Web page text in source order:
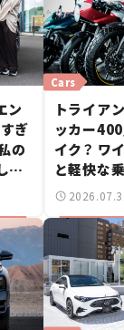
ン
ぎ
の
い
トライア
ッカー
イク？ ワ
と軽快な
た400ccフ
Cars